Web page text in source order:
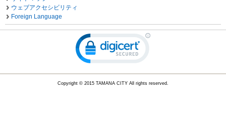
ウェブアクセシビリティ
Foreign Language
Copyright © 2015 TAMANA CITY All rights reserved.